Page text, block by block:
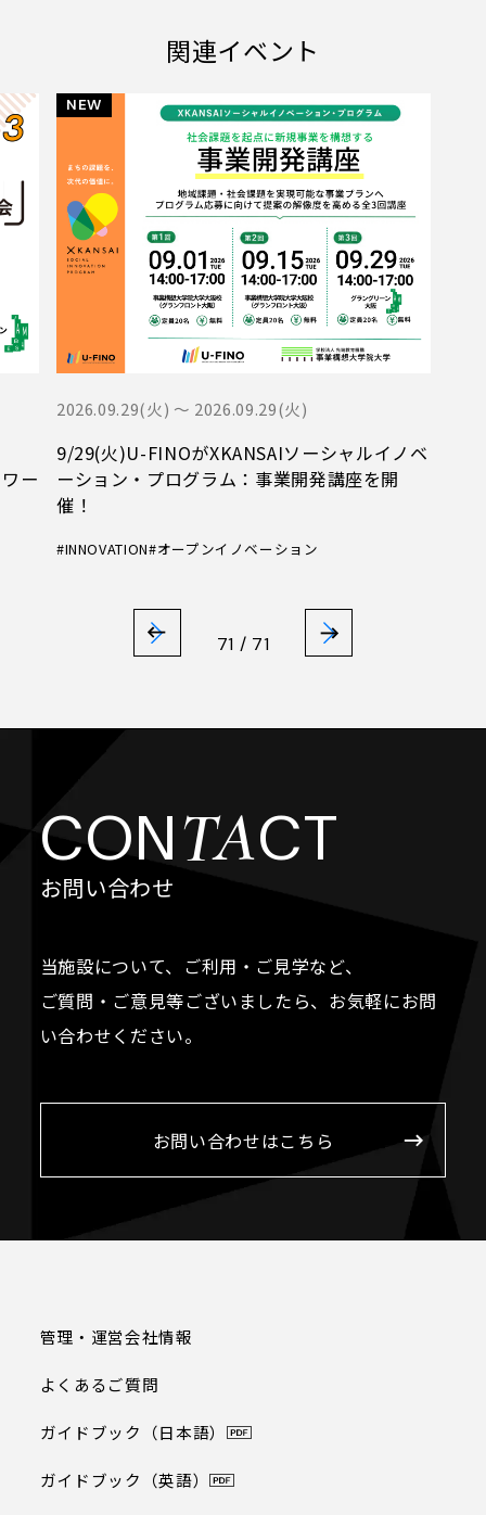
関連イベント
ー
2026.09.29(火) 〜 2026.09.29(火)
9/29(火)U-FINOがXKANSAIソーシャルイノベ
ーション・プログラム：事業開発講座を開
催！
#INNOVATION#オープンイノベーション
71 / 71
CONTACT
お問い合わせ
当施設について、ご利用・ご見学など、
ご質問・ご意見等ございましたら、お気軽にお問
い合わせください。
お問い合わせはこちら
管理・運営会社情報
よくあるご質問
ガイドブック（日本語）
ガイドブック（英語）